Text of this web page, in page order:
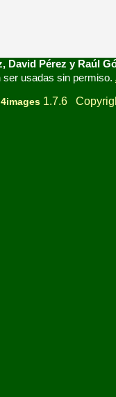
David Pérez y Raúl
ser usadas sin permiso.
4images 1.7.6